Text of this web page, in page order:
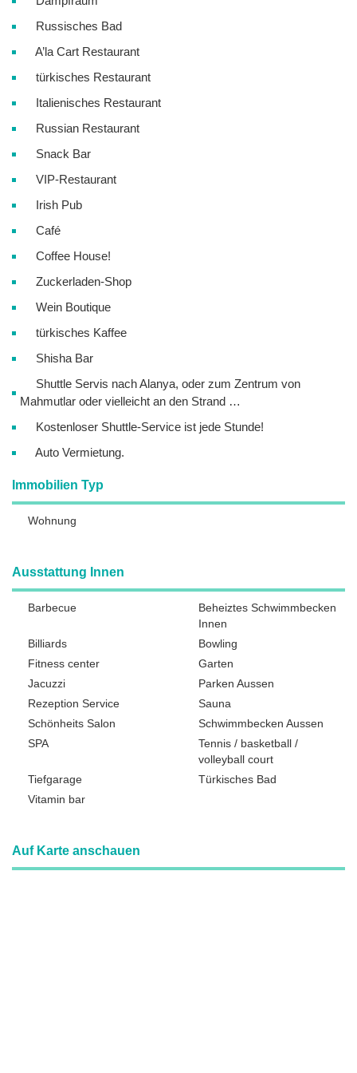
Russisches Bad
A’la Cart Restaurant
türkisches Restaurant
Italienisches Restaurant
Russian Restaurant
Snack Bar
VIP-Restaurant
Irish Pub
Café
Coffee House!
Zuckerladen-Shop
Wein Boutique
türkisches Kaffee
Shisha Bar
Shuttle Servis nach Alanya, oder zum Zentrum von
Mahmutlar oder vielleicht an den Strand …
Kostenloser Shuttle-Service ist jede Stunde!
Auto Vermietung.
Immobilien Typ
Wohnung
Ausstattung Innen
Barbecue
Beheiztes Schwimmbecken
Innen
Billiards
Bowling
Fitness center
Garten
Jacuzzi
Parken Aussen
Rezeption Service
Sauna
Schönheits Salon
Schwimmbecken Aussen
SPA
Tennis / basketball /
volleyball court
Tiefgarage
Türkisches Bad
Vitamin bar
Auf Karte anschauen